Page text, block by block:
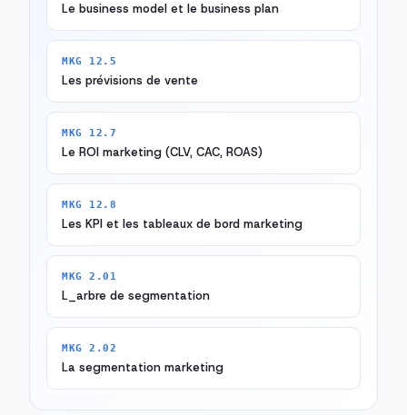
Le business model et le business plan
MKG 12.5
Les prévisions de vente
MKG 12.7
Le ROI marketing (CLV, CAC, ROAS)
MKG 12.8
Les KPI et les tableaux de bord marketing
MKG 2.01
L_arbre de segmentation
MKG 2.02
La segmentation marketing